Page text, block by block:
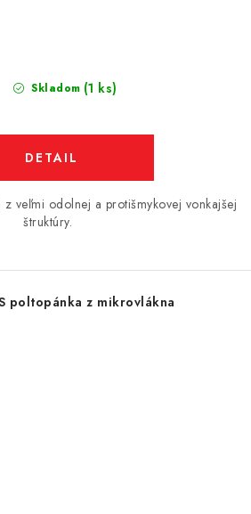
Skladom (1 ks)
DETAIL
veľmi odolnej a protišmykovej vonkajšej
štruktúry.
poltopánka z mikrovlákna